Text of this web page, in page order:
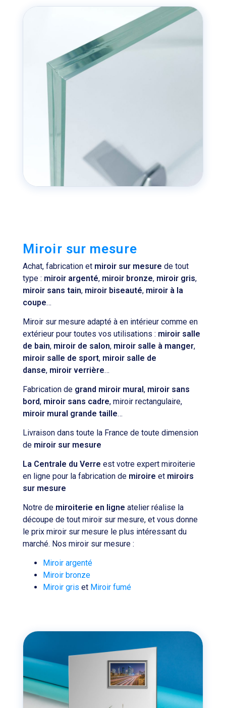
Miroir sur mesure
Achat, fabrication et miroir sur mesure de tout
type : miroir argenté, miroir bronze, miroir gris,
miroir sans tain, miroir biseauté, miroir à la
coupe…
Miroir sur mesure adapté à en intérieur comme en
extérieur pour toutes vos utilisations : miroir salle
de bain, miroir de salon, miroir salle à manger,
miroir salle de sport, miroir salle de
danse, miroir verrière…
Fabrication de grand miroir mural, miroir sans
bord, miroir sans cadre, miroir rectangulaire,
miroir mural grande taille…
Livraison dans toute la France de toute dimension
de miroir sur mesure
La Centrale du Verre est votre expert miroiterie
en ligne pour la fabrication de miroire et miroirs
sur mesure
Notre de miroiterie en ligne atelier réalise la
découpe de tout miroir sur mesure, et vous donne
le prix miroir sur mesure le plus intéressant du
marché. Nos miroir sur mesure :
Miroir argenté
Miroir bronze
Miroir gris et Miroir fumé